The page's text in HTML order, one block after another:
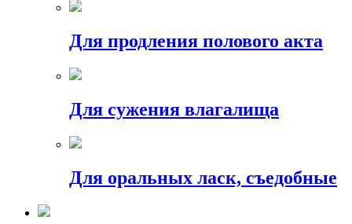
Для продления полового акта
Для сужения влагалища
Для оральных ласк, съедобные